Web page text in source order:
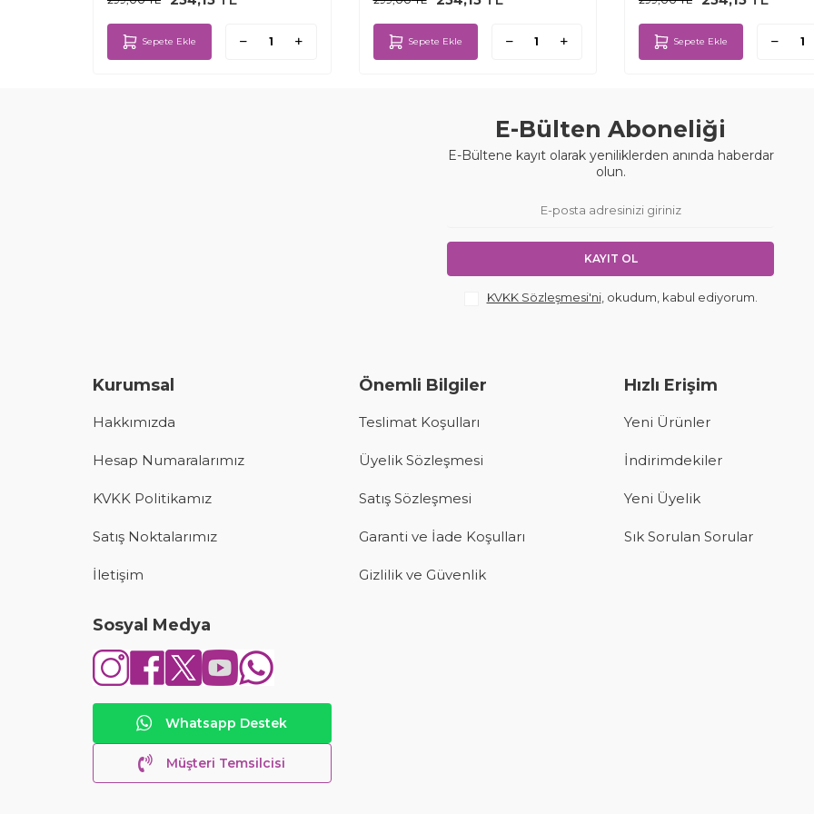
Sepete Ekle Sepete Ekle Sepete Ekle
E-Bülten Aboneliği
E-Bültene kayıt olarak yeniliklerden anında haberdar
olun.
KAYIT OL
KVKK Sözleşmesi'ni, okudum, kabul ediyorum.
Kurumsal
Hakkımızda
Hesap Numaralarımız
KVKK Politikamız
Satış Noktalarımız
İletişim
Önemli Bilgiler
Teslimat Koşulları
Üyelik Sözleşmesi
Satış Sözleşmesi
Garanti ve İade Koşulları
Gizlilik ve Güvenlik
Hızlı Erişim
Yeni Ürünler
İndirimdekiler
Yeni Üyelik
Sık Sorulan Sorular
Sosyal Medya
Whatsapp Destek
Müşteri Temsilcisi